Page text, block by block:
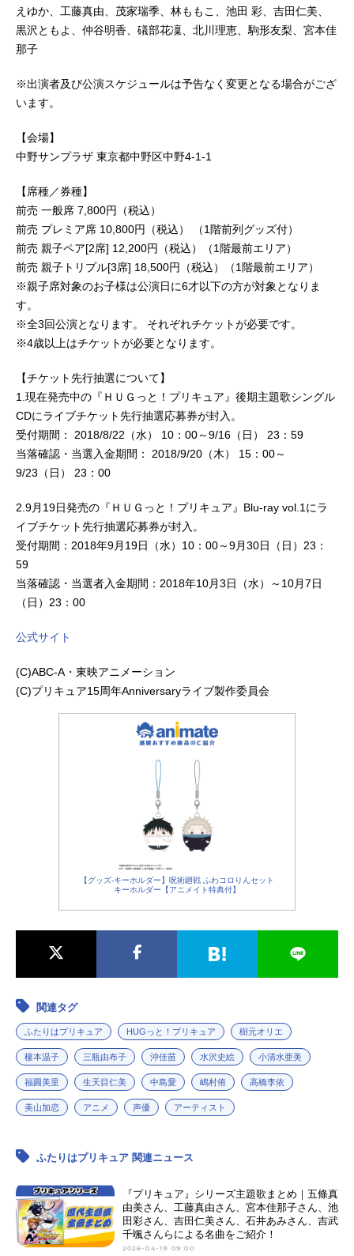
えゆか、工藤真由、茂家瑞季、林ももこ、池田 彩、吉田仁美、
黒沢ともよ、仲谷明香、礒部花凜、北川理恵、駒形友梨、宮本佳
那子
※出演者及び公演スケジュールは予告なく変更となる場合がござ
います。
【会場】
中野サンプラザ 東京都中野区中野4-1-1
【席種／券種】
前売 一般席 7,800円（税込）
前売 プレミア席 10,800円（税込） （1階前列グッズ付）
前売 親子ペア[2席] 12,200円（税込）（1階最前エリア）
前売 親子トリプル[3席] 18,500円（税込）（1階最前エリア）
※親子席対象のお子様は公演日に6才以下の方が対象となりま
す。
※全3回公演となります。 それぞれチケットが必要です。
※4歳以上はチケットが必要となります。
【チケット先行抽選について】
1.現在発売中の『ＨＵＧっと！プリキュア』後期主題歌シングル
CDにライブチケット先行抽選応募券が封入。
受付期間： 2018/8/22（水） 10：00～9/16（日） 23：59
当落確認・当選入金期間： 2018/9/20（木） 15：00～
9/23（日） 23：00
2.9月19日発売の『ＨＵＧっと！プリキュア』Blu-ray vol.1にラ
イブチケット先行抽選応募券が封入。
受付期間：2018年9月19日（水）10：00～9月30日（日）23：
59
当落確認・当選者入金期間：2018年10月3日（水）～10月7日
（日）23：00
公式サイト
(C)ABC-A・東映アニメーション
(C)プリキュア15周年Anniversaryライブ製作委員会
【グッズ-キーホルダー】呪術廻戦 ふわコロりんセット
キーホルダー【アニメイト特典付】
関連タグ
ふたりはプリキュア HUGっと！プリキュア 樹元オリエ
榎本温子 三瓶由布子 沖佳苗 水沢史絵 小清水亜美
福圓美里 生天目仁美 中島愛 嶋村侑 高橋李依
美山加恋 アニメ 声優 アーティスト
ふたりはプリキュア 関連ニュース
『プリキュア』シリーズ主題歌まとめ｜五條真
由美さん、工藤真由さん、宮本佳那子さん、池
田彩さん、吉田仁美さん、石井あみさん、吉武
千颯さんらによる名曲をご紹介！
2026-04-19 09:00